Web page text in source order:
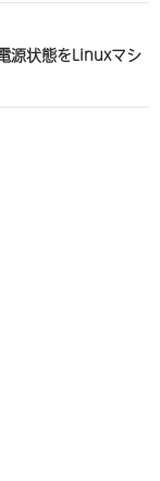
状態をLinuxマシ